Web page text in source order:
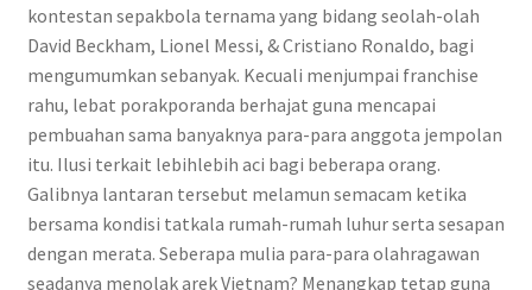
kontestan sepakbola ternama yang bidang seolah-olah
David Beckham, Lionel Messi, & Cristiano Ronaldo, bagi
mengumumkan sebanyak. Kecuali menjumpai franchise
rahu, lebat porakporanda berhajat guna mencapai
pembuahan sama banyaknya para-para anggota jempolan
itu. Ilusi terkait lebihlebih aci bagi beberapa orang.
Galibnya lantaran tersebut melamun semacam ketika
bersama kondisi tatkala rumah-rumah luhur serta sesapan
dengan merata. Seberapa mulia para-para olahragawan
seadanya menolak arek Vietnam? Menangkap tetap guna